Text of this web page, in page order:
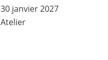
30 janvier 2027
Atelier